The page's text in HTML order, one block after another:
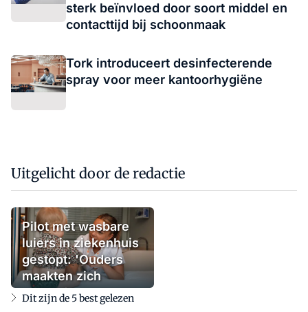
sterk beïnvloed door soort middel en
contacttijd bij schoonmaak
Tork introduceert desinfecterende
spray voor meer kantoorhygiëne
Uitgelicht door de redactie
Pilot met wasbare
luiers in ziekenhuis
gestopt: 'Ouders
maakten zich
zorgen'
Dit zijn de 5 best gelezen